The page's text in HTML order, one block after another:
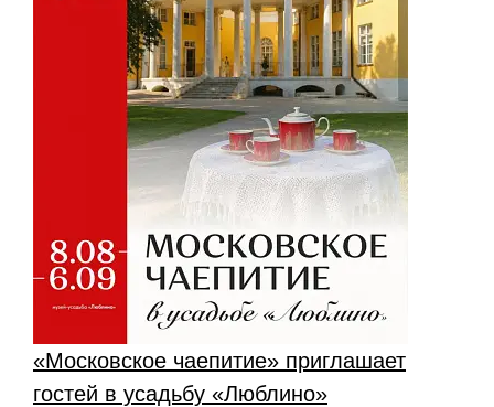
«Московское чаепитие» приглашает
гостей в усадьбу «Люблино»